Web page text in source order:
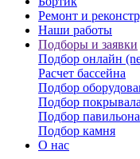
Ремонт и
Наши работы
Подборы и заявки
Подбор онлайн
Расчет бассейна
Подбор
Подбор покрывала
Подбор павильона
Подбор камня
О нас